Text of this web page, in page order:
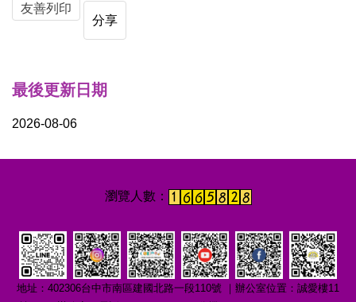
友善列印
分享
最後更新日期
2026-08-06
地址：402306台中市南區建國北路一段110號 ｜辦公室位置：誠愛樓11